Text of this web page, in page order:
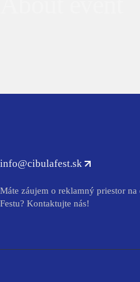
info@cibulafest.sk
Máte záujem o reklamný priestor
Festu? Kontaktujte nás!